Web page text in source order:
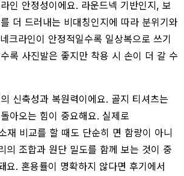
인 안정성이에요. 라운드넥 기반인지, 보
더 드러내는 비대칭인지에 따라 분위기와
크라인이 안정적일수록 일상복으로 쓰기
록 사진발은 좋지만 착용 시 손이 더 갈 수
신축성과 복원력이에요. 골지 티셔츠는
아오는 힘이 중요해요. 실제로
비교를 할 때도 단순히 면 함량이 아니
의 조합과 원단 밀도를 함께 보는 것이 중
요. 혼용률이 명확하지 않다면 후기에서